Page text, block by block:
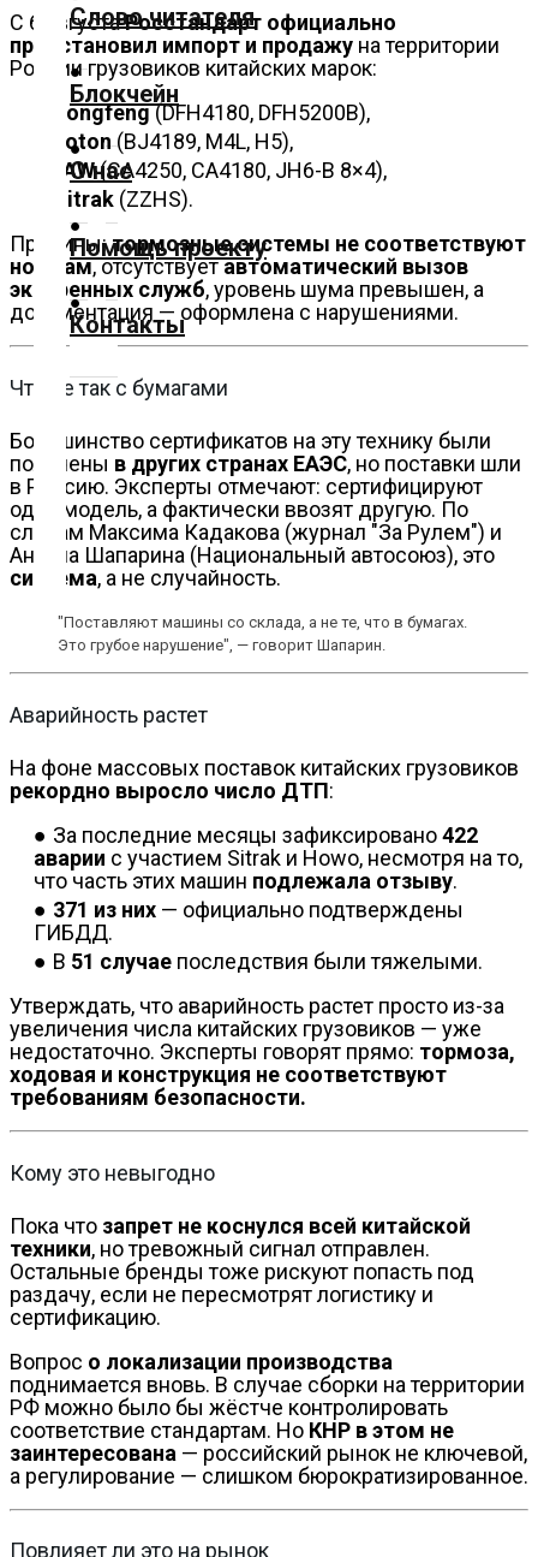
Технологии
Экономика
Слово
читателя
Блокчейн
О
Помощь
проекту
Контакты
Слово читателя
Блокчейн
О нас
Помощь проекту
Контакты
С 6 августаРосстандарт официально
приостановил импорт и продажу на территории
России грузовиков китайских марок:
Dongfeng(DFH4180, DFH5200B),
Foton(BJ4189, M4L, H5),
FAW(CA4250, CA4180, JH6-B 8×4),
Sitrak (ZZHS).
Причины:тормозные системы не соответствуют
нормам, отсутствуетавтоматический вызов
экстренных служб, уровень шума превышен, а
документация — оформлена с нарушениями.
Что не так с бумагами
Большинство сертификатов на эту технику были
получены в других странах ЕАЭС, но поставки шли
в Россию. Эксперты отмечают: сертифицируют
одну модель, а фактически ввозят другую. По
словам Максима Кадакова (журнал "За Рулем") и
Антона Шапарина (Национальный автосоюз), это
система, а не случайность.
"Поставляют машины со склада, а не те, что в бумагах.
Это грубое нарушение", — говорит Шапарин.
Аварийность растет
На фоне массовых поставок китайских грузовиков
рекордно выросло число ДТП:
За последние месяцы зафиксировано422
аварии с участием Sitrak и Howo, несмотря на то,
что часть этих машин подлежала отзыву.
371 из них — официально подтверждены
ГИБДД.
В 51 случае последствия были тяжелыми.
Утверждать, что аварийность растет просто из-за
увеличения числа китайских грузовиков — уже
недостаточно. Эксперты говорят прямо: тормоза,
ходовая и конструкция не соответствуют
требованиям безопасности.
Кому это невыгодно
Пока что запрет не коснулся всей китайской
техники, но тревожный сигнал отправлен.
Остальные бренды тоже рискуют попасть под
раздачу, если не пересмотрят логистику и
сертификацию.
Вопрос о локализации производства
поднимается вновь. В случае сборки на территории
РФ можно было бы жёстче контролировать
соответствие стандартам. Но КНР в этом не
заинтересована — российский рынок не ключевой,
а регулирование — слишком бюрократизированное.
Повлияет ли это на рынок